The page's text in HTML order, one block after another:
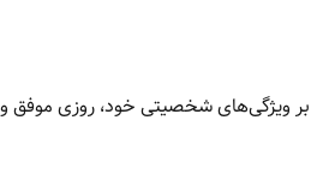
بر ویژگی‌های شخصیتی خود، روزی